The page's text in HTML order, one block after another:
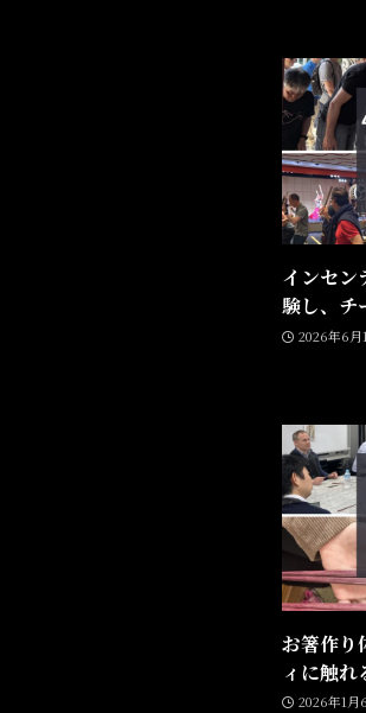
インセン
験し、チ
2026年6月
お箸作り
ィに触
2026年1月